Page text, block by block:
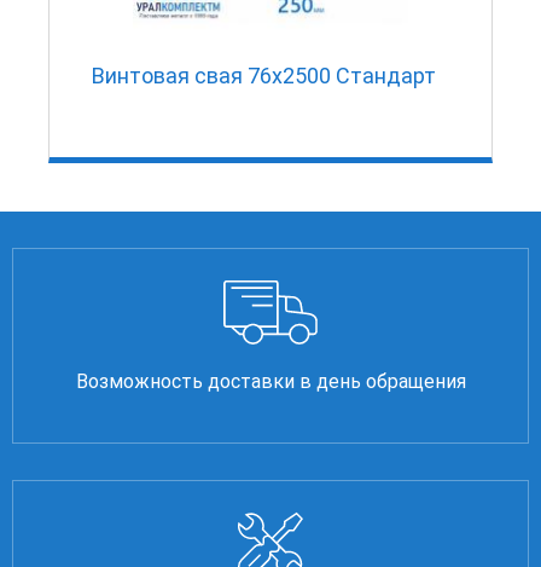
Винтовая свая 76х2500 Стандарт
Возможность доставки в день обращения